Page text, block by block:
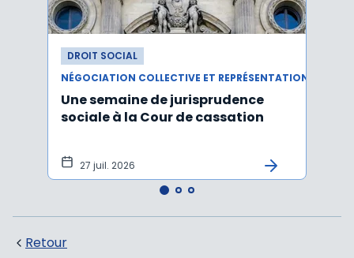
DROIT SOCIAL
Une semaine de jurisprudence
sociale à la Cour de cassation
27 juil. 2026
Retour